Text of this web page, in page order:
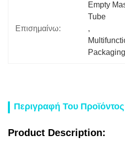
Επισημαίνω:
Empty
Tube
,
Packaging
Περιγραφή Του Προϊόντος
Product Description: